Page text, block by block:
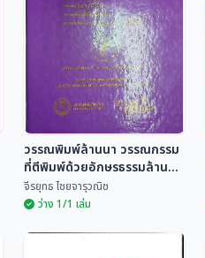
วรรณพิมพ์ล้านนา วรรณกรรม
ที่ตีพิมพ์ด้วยอักษรธรรมล้านนา
60 เล่ม
จีรยุทธ ไชยจารุวณิช
ว่าง 1/1 เล่ม